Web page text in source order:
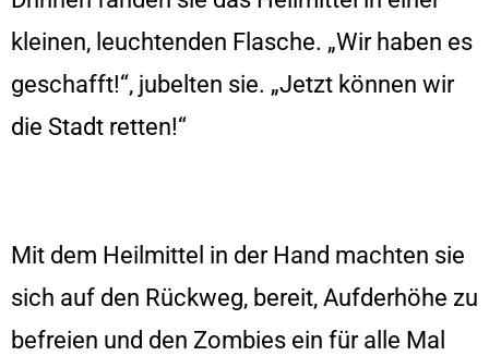
kleinen, leuchtenden Flasche. „Wir haben es
geschafft!“, jubelten sie. „Jetzt können wir
die Stadt retten!“
Mit dem Heilmittel in der Hand machten sie
sich auf den Rückweg, bereit, Aufderhöhe zu
befreien und den Zombies ein für alle Mal